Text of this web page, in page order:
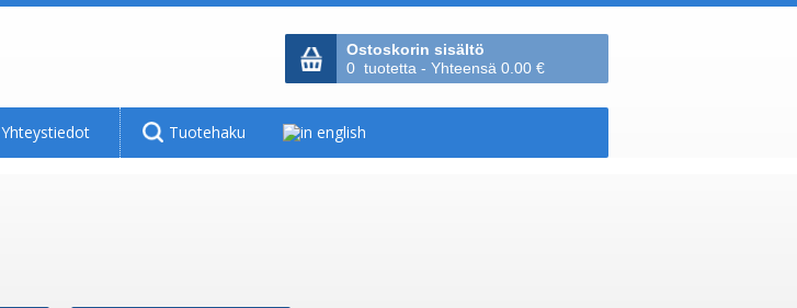
Ostoskorin sisältö
0 tuotetta - Yhteensä 0.00 €
Yhteystiedot Tuotehaku